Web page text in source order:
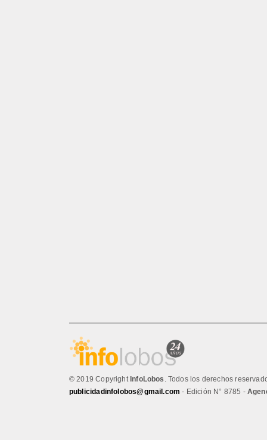
© 2019 Copyright InfoLobos . Todos los derechos
publicidadinfolobos@gmail.com - Edición N° 8785 -